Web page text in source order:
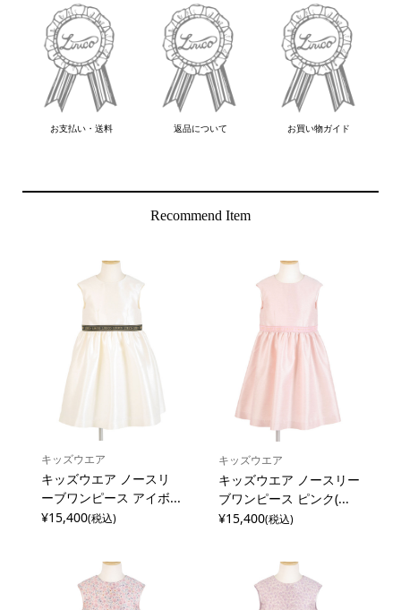
お支払い・送料 返品について お買い物ガイド
Recommend Item
キッズウエア
キッズウエア ノースリ
ーブワンピース アイボ...
¥15,400(税込)
キッズウエア
キッズウエア ノースリー
ブワンピース ピンク(...
¥15,400(税込)